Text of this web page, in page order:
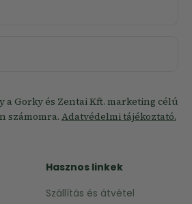
a Gorky és Zentai Kft. marketing célú
számomra. Adatvédelmi tájékoztató.
Hasznos linkek
Szállítás és átvétel